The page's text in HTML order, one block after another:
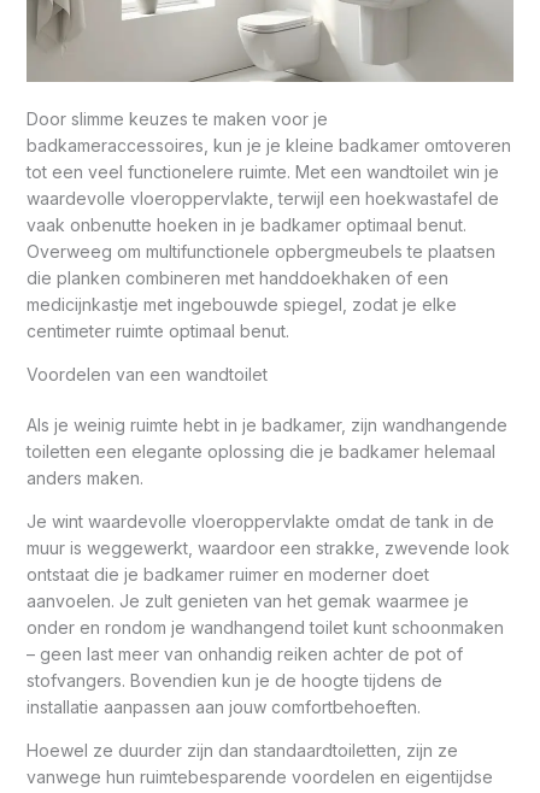
Door slimme keuzes te maken voor je
badkameraccessoires, kun je je kleine badkamer omtoveren
tot een veel functionelere ruimte. Met een wandtoilet win je
waardevolle vloeroppervlakte, terwijl een hoekwastafel de
vaak onbenutte hoeken in je badkamer optimaal benut.
Overweeg om multifunctionele opbergmeubels te plaatsen
die planken combineren met handdoekhaken of een
medicijnkastje met ingebouwde spiegel, zodat je elke
centimeter ruimte optimaal benut.
Voordelen van een wandtoilet
Als je weinig ruimte hebt in je badkamer, zijn wandhangende
toiletten een elegante oplossing die je badkamer helemaal
anders maken.
Je wint waardevolle vloeroppervlakte omdat de tank in de
muur is weggewerkt, waardoor een strakke, zwevende look
ontstaat die je badkamer ruimer en moderner doet
aanvoelen. Je zult genieten van het gemak waarmee je
onder en rondom je wandhangend toilet kunt schoonmaken
– geen last meer van onhandig reiken achter de pot of
stofvangers. Bovendien kun je de hoogte tijdens de
installatie aanpassen aan jouw comfortbehoeften.
Hoewel ze duurder zijn dan standaardtoiletten, zijn ze
vanwege hun ruimtebesparende voordelen en eigentijdse